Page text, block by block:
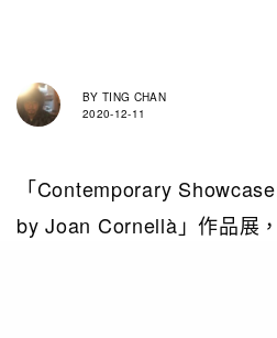
BY TING CHAN
2020-12-11
「Contemporary
by Joan Cornellà」作品展